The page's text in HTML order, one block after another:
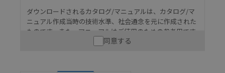
ダウンロードされるカタログ/マニュアルは、カタログ/マ
ニュアル作成当時の技術水準、社会通念を元に作成された
ものです。また、マニュアルはご使用のための参考用です
ので、ご使用にあたっての安全性については十分にご配慮
同意する